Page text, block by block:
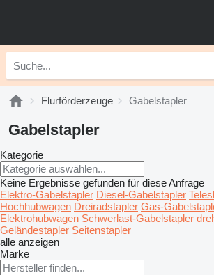
Flurförderzeuge Gabelstapler
Gabelstapler
Kategorie
Keine Ergebnisse gefunden für diese Anfrage
Elektro-Gabelstapler Diesel-Gabelstapler
Hochhubwagen Dreiradstapler Gas-
Elektrohubwagen Schwerlast-Gabelstapler
Geländestapler Seitenstapler
alle anzeigen
Marke